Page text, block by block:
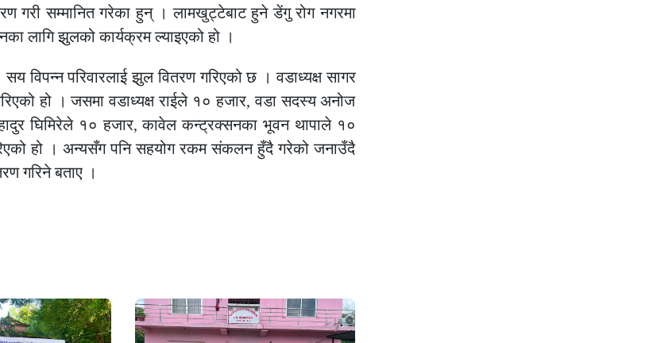
सम्मानित गरेका हुन् । लामखुट्टेबाट हुने डेंगु रोग नगरमा
लागि झुलको कार्यक्रम ल्याइएको हो ।
विपन्न परिवारलाई झुल वितरण गरिएको छ । वडाध्यक्ष सागर
हो । जसमा वडाध्यक्ष राईले १० हजार, वडा सदस्य अनोज
घिमिरेले १० हजार, कावेल कन्ट्रक्सनका भूवन थापाले १०
हो । अन्यसँग पनि सहयोग रकम संकलन हुँदै गरेको जनाउँदै
गरिने बताए ।